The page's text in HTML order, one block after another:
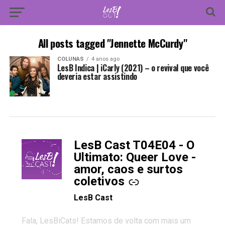
All posts tagged "Jennette McCurdy"
COLUNAS 4 anos ago
LesB Indica | iCarly (2021) – o revival que você
deveria estar assistindo
LesB Cast T04E04 - O
Ultimato: Queer Love -
amor, caos e surtos
coletivos
-
LesB Cast
Fala, LesBiCats! Estamos de volta com mais um